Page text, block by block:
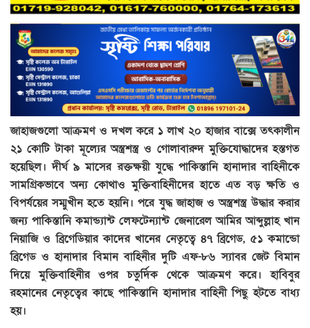
জাহাজগুলো আক্রমণ ও দখল করে ১ লাখ ২০ হাজার বাক্সে তৎকালীন
২১ কোটি টাকা মূল্যের অস্ত্রশস্ত্র ও গোলাবারুদ মুক্তিযোদ্ধাদের হস্তগত
হয়েছিল। দীর্ঘ ৯ মাসের রক্তক্ষয়ী যুদ্ধে পাকিস্তানি হানাদার বাহিনীকে
সামগ্রিকভাবে অন্য কোথাও মুক্তিবাহিনীদের হাতে এত বড় ক্ষতি ও
বিপর্যয়ের সম্মুখীন হতে হয়নি। পরে যুদ্ধ জাহাজ ও অস্ত্রশস্ত্র উদ্ধার করার
জন্য পাকিস্তানি কমান্ড্যান্ট লেফটেন্যান্ট জেনারেল আমির আব্দুল্লাহ খান
নিয়াজি ও ব্রিগেডিয়ার কাদের খানের নেতৃত্বে ৪৭ ব্রিগেড, ৫১ কমান্ডো
ব্রিগেড ও হানাদার বিমান বাহিনীর দুটি এফ-৮৬ স্যাবর জেট বিমান
দিয়ে মুক্তিবাহিনীর ওপর চতুর্দিক থেকে আক্রমণ করে। হাবিবুর
রহমানের নেতৃত্বের কাছে পাকিস্তানি হানাদার বাহিনী পিছু হটতে বাধ্য
হয়।